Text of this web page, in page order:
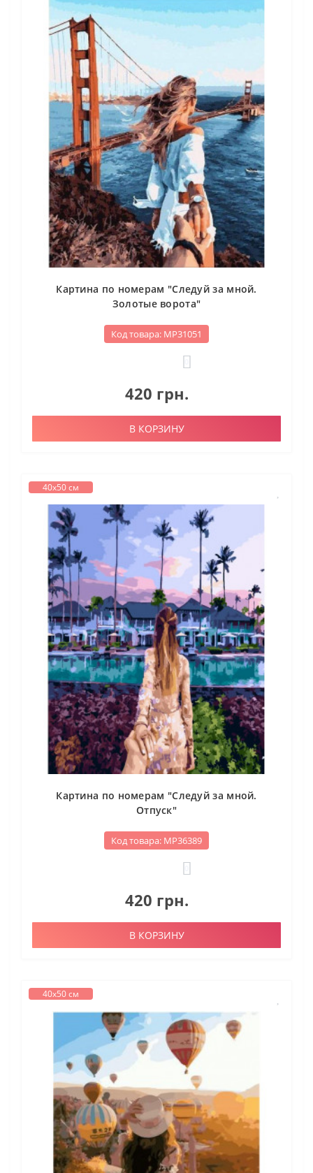
Картина по номерам "Следуй за мной.
Золотые ворота"
Код товара: МР31051
420 грн.
В КОРЗИНУ
40х50 см
Картина по номерам "Следуй за мной.
Отпуск"
Код товара: МР36389
420 грн.
В КОРЗИНУ
40х50 см